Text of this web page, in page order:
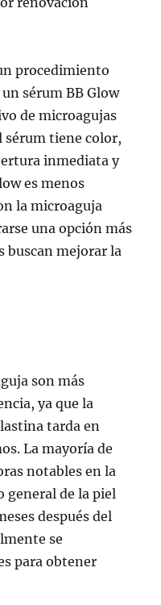
procedimiento
sérum BB Glow
de microagujas
sérum tiene color,
inmediata y
es menos
la microaguja
una opción más
buscan mejorar la
son más
ya que la
tarda en
La mayoría de
notables en la
general de la piel
después del
se
para obtener